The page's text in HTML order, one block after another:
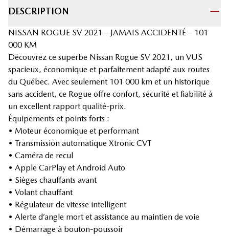
DESCRIPTION
NISSAN ROGUE SV 2021 – JAMAIS ACCIDENTÉ – 101
000 KM
Découvrez ce superbe Nissan Rogue SV 2021, un VUS
spacieux, économique et parfaitement adapté aux routes
du Québec. Avec seulement 101 000 km et un historique
sans accident, ce Rogue offre confort, sécurité et fiabilité à
un excellent rapport qualité-prix.
Équipements et points forts :
• Moteur économique et performant
• Transmission automatique Xtronic CVT
• Caméra de recul
• Apple CarPlay et Android Auto
• Sièges chauffants avant
• Volant chauffant
• Régulateur de vitesse intelligent
• Alerte d’angle mort et assistance au maintien de voie
• Démarrage à bouton-poussoir